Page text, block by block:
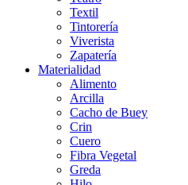
Textil
Tintorería
Viverista
Zapatería
Materialidad
Alimento
Arcilla
Cacho de Buey
Crin
Cuero
Fibra Vegetal
Greda